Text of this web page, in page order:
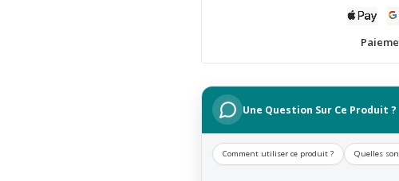
Une Question Sur Ce Produit ?
Comment utiliser ce produit ? Quelles